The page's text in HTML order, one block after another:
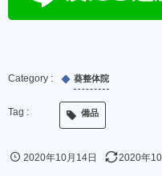
葵整体院
備品
2020年10月14日 2020年